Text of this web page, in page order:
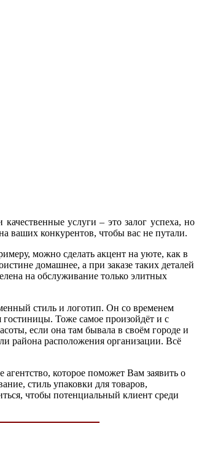
услуги – это залог успеха, но
ваших конкурентов, чтобы вас не путали.
можно сделать акцент на уюте, как в
домашнее, а при заказе таких деталей
на обслуживание только элитных
стиль и логотип. Он со временем
гостиницы. Тоже самое произойдёт и с
если она там бывала в своём городе и
района расположения организации. Всё
которое поможет Вам заявить о
стиль упаковки для товаров,
чтобы потенциальный клиент среди